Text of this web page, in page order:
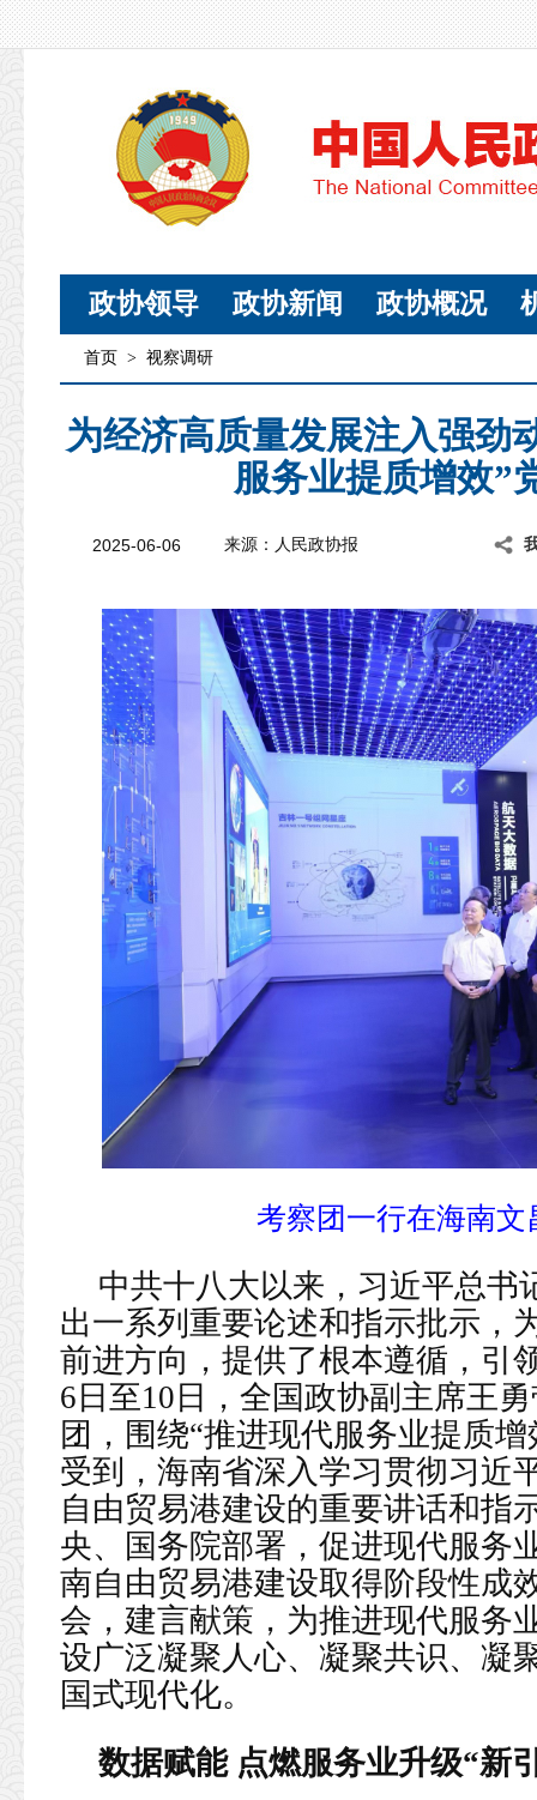
政协领导 政协新闻 政协概况
首页 > 视察调研
为经济高质量发展注入强
服务业提质增效”
2025-06-06 来源：人民政协报
考察团一行在海南
中共十八大以来，习近平总书
出一系列重要论述和指示批示，
前进方向，提供了根本遵循，引
6日至10日，全国政协副主席王
团，围绕“推进现代服务业提质
受到，海南省深入学习贯彻习近
自由贸易港建设的重要讲话和指
央、国务院部署，促进现代服务
南自由贸易港建设取得阶段性成
会，建言献策，为推进现代服务
设广泛凝聚人心、凝聚共识、凝
国式现代化。
数据赋能 点燃服务业升级“新